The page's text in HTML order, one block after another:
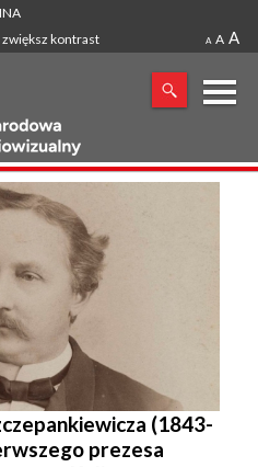
zwiększ kontrast
A A A
X
FRAZA
(1843-
prezesa